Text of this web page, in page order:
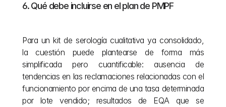
6. Qué debe incluirse en el plan de PMPF
Para un kit de serología cualitativa ya consolidado,
la cuestión puede plantearse de forma más
simplificada pero cuantificable: ausencia de
tendencias en las reclamaciones relacionadas con el
funcionamiento por encima de una tasa determinada
por lote vendido; resultados de EQA que se